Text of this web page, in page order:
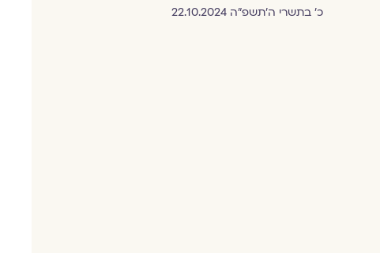
כ׳ בתשרי ה׳תשפ״ה 22.10.2024